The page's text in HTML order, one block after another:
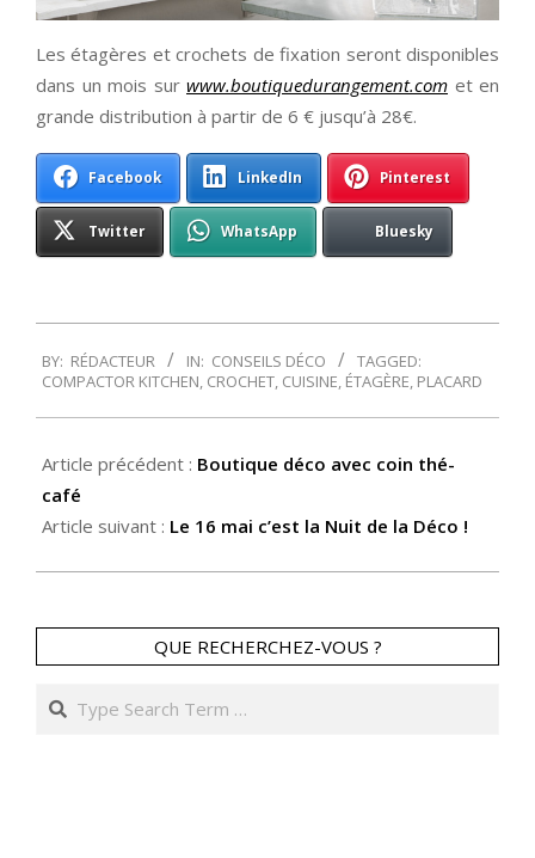
Les étagères et crochets de fixation seront disponibles
dans un mois sur www.boutiquedurangement.com et en
grande distribution à partir de 6 € jusqu’à 28€.
Facebook LinkedIn Pinterest
Twitter WhatsApp Bluesky
05-
BY: RÉDACTEUR IN: CONSEILS DÉCO
TAGGED:
COMPACTOR KITCHEN, CROCHET, CUISINE, ÉTAGÈRE, PLACARD
Article précédent : Boutique déco avec coin thé-
café
Article suivant : Le 16 mai c’est la Nuit de la Déco !
QUE RECHERCHEZ-VOUS ?
Search